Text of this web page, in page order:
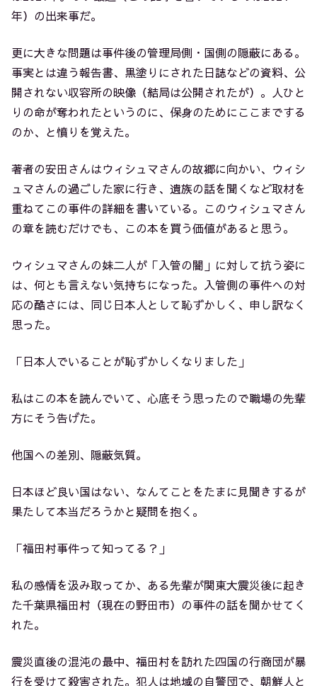
年）の出来事だ。
更に大きな問題は事件後の管理局側・国側の隠蔽にある。
事実とは違う報告書、黒塗りにされた日誌などの資料、公
開されない収容所の映像（結局は公開されたが）。人ひと
りの命が奪われたというのに、保身のためにここまでする
のか、と憤りを覚えた。
著者の安田さんはウィシュマさんの故郷に向かい、ウィシ
ュマさんの過ごした家に行き、遺族の話を聞くなど取材を
重ねてこの事件の詳細を書いている。このウィシュマさん
の章を読むだけでも、この本を買う価値があると思う。
ウィシュマさんの妹二人が「入管の闇」に対して抗う姿に
は、何とも言えない気持ちになった。入管側の事件への対
応の酷さには、同じ日本人として恥ずかしく、申し訳なく
思った。
「日本人でいることが恥ずかしくなりました」
私はこの本を読んでいて、心底そう思ったので職場の先輩
方にそう告げた。
他国への差別、隠蔽気質。
日本ほど良い国はない、なんてことをたまに見聞きするが
果たして本当だろうかと疑問を抱く。
「福田村事件って知ってる？」
私の感情を汲み取ってか、ある先輩が関東大震災後に起き
た千葉県福田村（現在の野田市）の事件の話を聞かせてく
れた。
震災直後の混沌の最中、福田村を訪れた四国の行商団が暴
行を受けて殺害された。犯人は地域の自警団で、朝鮮人と